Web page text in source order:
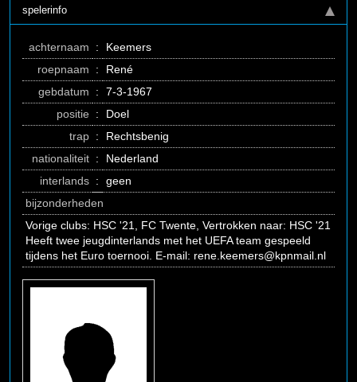
spelerinfo
achternaam :
Keemers
roepnaam
:
René
gebdatum
:
7-3-1967
positie :
Doel
trap :
Rechtsbenig
nationaliteit :
Nederland
interlands :
geen
bijzonderheden
Vorige clubs: HSC '21, FC Twente, Vertrokken naar: HSC '21
Heeft twee jeugdinterlands met het UEFA team gespeeld
tijdens het Euro toernooi. E-mail: rene.keemers@kpnmail.nl